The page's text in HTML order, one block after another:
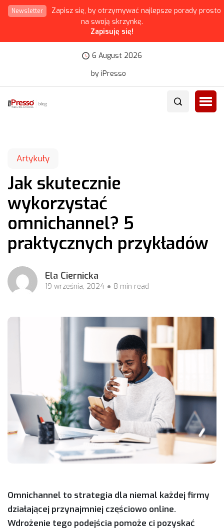
Newsletter
Zapisz się, by otrzymywać najlepsze porady prosto
na swoją skrzynkę.
Zapisuję się!
6 August 2026
by iPresso
Artykuły
Jak skutecznie
wykorzystać
omnichannel? 5
praktycznych przykładów
Ela Ciernicka
19 września, 2024 8 min read
Omnichannel to strategia dla niemal każdej firmy
działającej przynajmniej częściowo online.
Wdrożenie tego podejścia pomoże ci pozyskać